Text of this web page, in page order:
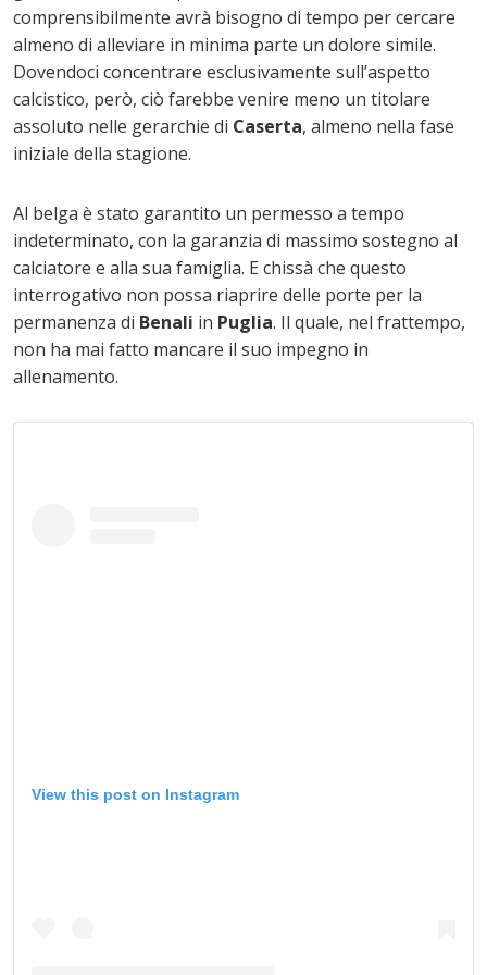
comprensibilmente avrà bisogno di tempo per cercare
almeno di alleviare in minima parte un dolore simile.
Dovendoci concentrare esclusivamente sull’aspetto
calcistico, però, ciò farebbe venire meno un titolare
assoluto nelle gerarchie di Caserta, almeno nella fase
iniziale della stagione.
Al belga è stato garantito un permesso a tempo
indeterminato, con la garanzia di massimo sostegno al
calciatore e alla sua famiglia. E chissà che questo
interrogativo non possa riaprire delle porte per la
permanenza di Benali in Puglia. Il quale, nel frattempo,
non ha mai fatto mancare il suo impegno in
allenamento.
View this post on Instagram